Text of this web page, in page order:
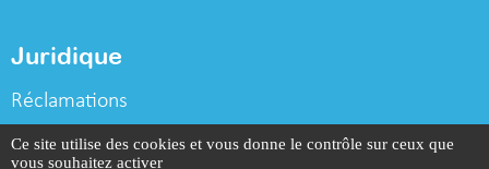
Juridique
Réclamations
Déclaration vie privée
Ce site utilise des cookies et vous donne le contrôle sur ceux que
vous souhaitez activer